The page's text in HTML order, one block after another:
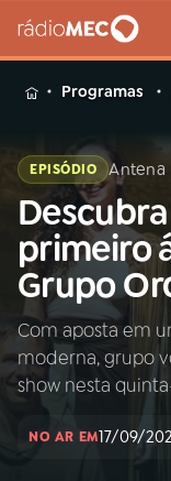
MENU
Buscar
na
Rádio
MEC
Início
INÍCIO
Programas
EPISÓDIO Antena
primeiro
Grupo
Com aposta em
moderna, grupo
show nesta
NO AR EM17/09/